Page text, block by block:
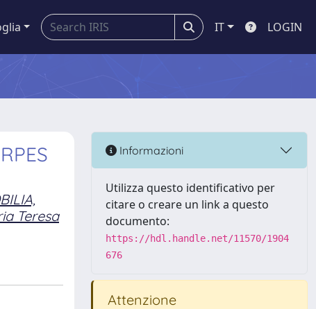
IT LOGIN
Teresa
Informazioni
Utilizza questo identificativo per
citare o creare un link a questo
documento:
https://hdl.handle.net/11570/1904
676
Attenzione